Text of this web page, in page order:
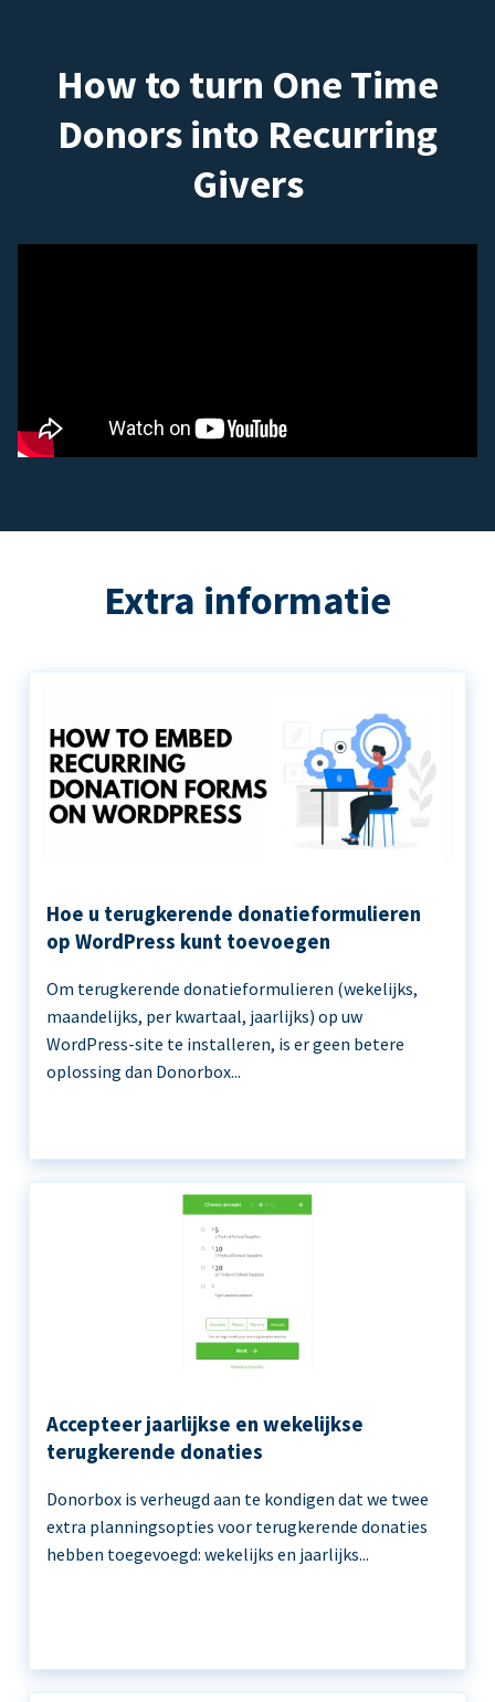
How to turn One Time
Donors into Recurring
Givers
Extra informatie
Hoe u terugkerende donatieformulieren
op WordPress kunt toevoegen
Om terugkerende donatieformulieren (wekelijks,
maandelijks, per kwartaal, jaarlijks) op uw
WordPress-site te installeren, is er geen betere
oplossing dan Donorbox...
Accepteer jaarlijkse en wekelijkse
terugkerende donaties
Donorbox is verheugd aan te kondigen dat we twee
extra planningsopties voor terugkerende donaties
hebben toegevoegd: wekelijks en jaarlijks...